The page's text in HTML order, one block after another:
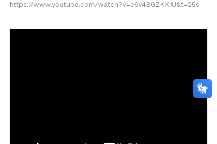
https://www.youtube.com/watch?v=e6v4BGZKK1U&t=25s